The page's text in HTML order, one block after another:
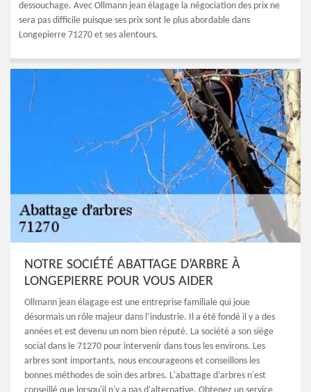
dessouchage. Avec Ollmann jean élagage la négociation des prix ne
sera pas difficile puisque ses prix sont le plus abordable dans
Longepierre 71270 et ses alentours.
NOTRE SOCIÉTÉ ABATTAGE D’ARBRE À
LONGEPIERRE POUR VOUS AIDER
Ollmann jean élagage est une entreprise familiale qui joue
désormais un rôle majeur dans l’industrie. Il a été fondé il y a des
années et est devenu un nom bien réputé. La société a son siège
social dans le 71270 pour intervenir dans tous les environs. Les
arbres sont importants, nous encourageons et conseillons les
bonnes méthodes de soin des arbres. L'abattage d’arbres n'est